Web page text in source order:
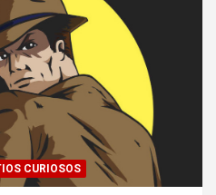
CURIOSOS